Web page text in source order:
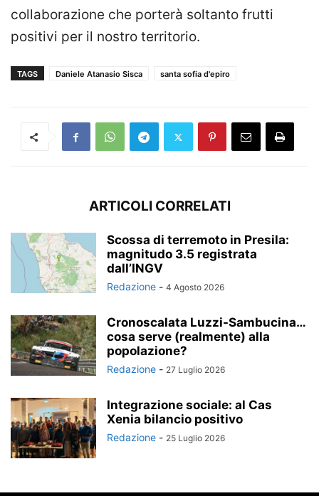
collaborazione che porterà soltanto frutti
positivi per il nostro territorio.
TAGS Daniele Atanasio Sisca santa sofia d'epiro
ARTICOLI CORRELATI
Scossa di terremoto in Presila:
magnitudo 3.5 registrata
dall’INGV
Redazione - 4 Agosto 2026
Cronoscalata Luzzi-Sambucina…
cosa serve (realmente) alla
popolazione?
Redazione - 27 Luglio 2026
Integrazione sociale: al Cas
Xenia bilancio positivo
Redazione - 25 Luglio 2026